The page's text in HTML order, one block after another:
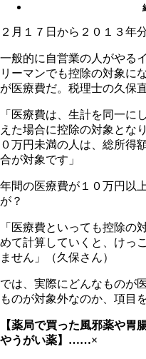
２月１７日から２０１３年
一般的に自営業の人がやる
リーマンでも控除の対象に
が医療費だ。税理士の久保
「医療費は、生計を同一に
えた場合に控除の対象とな
０万円未満の人は、総所得
合が対象です」
年間の医療費が１０万円以
が？
「医療費といっても控除の
めて計算していくと、けっ
ません」（久保さん）
では、実際にどんなものが
ものが対象外なのか、項目
【薬局で買った風邪薬や
やうがい薬】……×